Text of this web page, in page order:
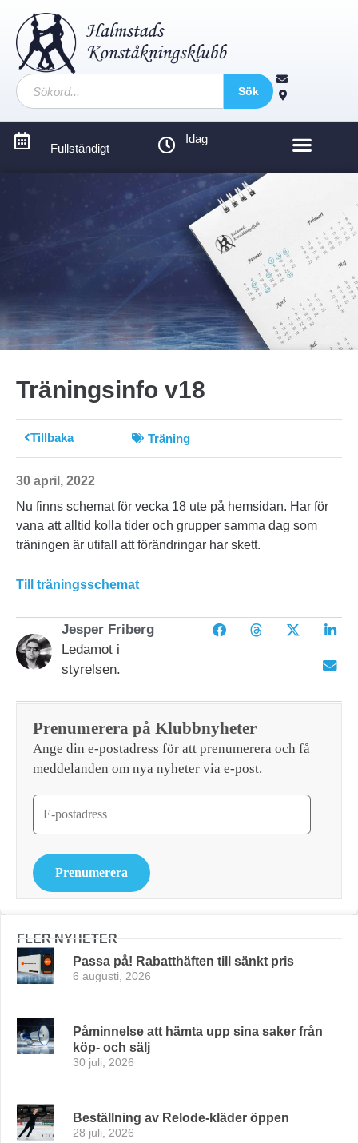
Sök
Fullständigt
Idag
Träningsinfo v18
Tillbaka Träning
30 april, 2022
Nu finns schemat för vecka 18 ute på hemsidan. Har för
vana att alltid kolla tider och grupper samma dag som
träningen är utifall att förändringar har skett.
Till träningsschemat
Jesper Friberg
Ledamot i
styrelsen.
Prenumerera på Klubbnyheter
Ange din e-postadress för att prenumerera och få
meddelanden om nya nyheter via e-post.
Prenumerera
FLER NYHETER
Passa på! Rabatthäften till sänkt pris
6 augusti, 2026
Påminnelse att hämta upp sina saker från
köp- och sälj
30 juli, 2026
Beställning av Relode-kläder öppen
28 juli, 2026